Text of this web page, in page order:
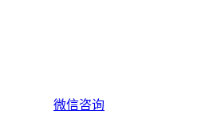
微信咨询